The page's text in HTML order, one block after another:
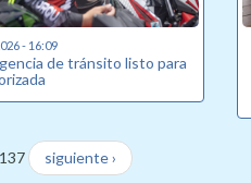
- 16:09
de tránsito listo para
siguiente ›